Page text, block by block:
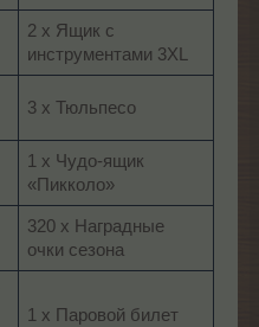
2 х Ящик с
инструментами 3XL
3 х Тюльпесо
1 х Чудо-ящик
«Пикколо»
320 х Наградные
очки сезона
1 х Паровой билет